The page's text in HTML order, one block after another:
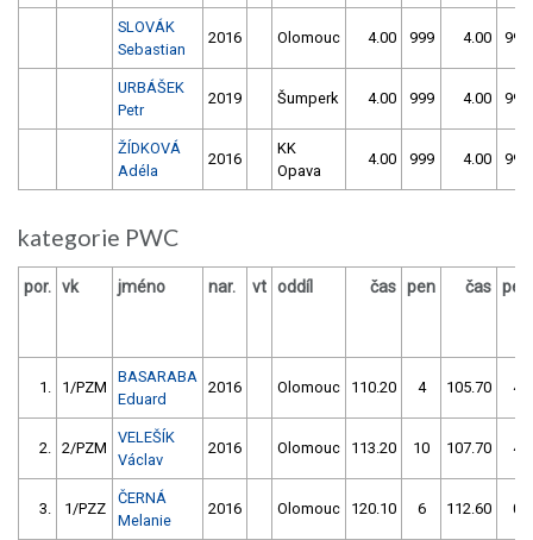
SLOVÁK
Sebastian
2016 Olomouc 4.00 999 4.00 999
URBÁŠEK
Petr
2019 Šumperk 4.00 999 4.00 999
ŽÍDKOVÁ
Adéla
2016
KK
Opava
4.00 999 4.00 999
kategorie PWC
por. vk jméno nar. vt oddíl čas pen čas pen
1. 1/PZM
BASARABA
Eduard
2016 Olomouc 110.20 4 105.70 4
2. 2/PZM
VELEŠÍK
Václav
2016 Olomouc 113.20 10 107.70 4
3. 1/PZZ
ČERNÁ
Melanie
2016 Olomouc 120.10 6 112.60 0